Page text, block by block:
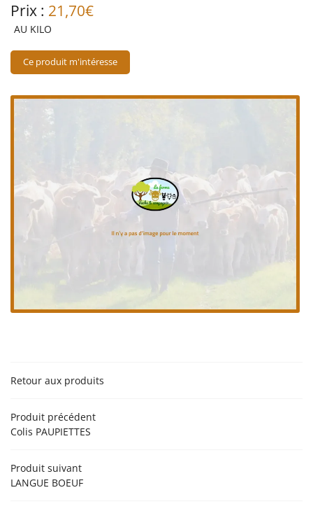
EN IMAGES
ACTUALITÉS
En cochant cette case, vous consentez à recevoir nos propositions commerciales à
l'adresse email indiqué ci-dessus. Vous pouvez vous désinscrire à tout moment en
utilisantle formulaire de désinscription
Prix : 21,70€
AU KILO
Ce produit m'intéresse
Retour aux produits
Produit précédent
Colis PAUPIETTES
Produit suivant
LANGUE BOEUF